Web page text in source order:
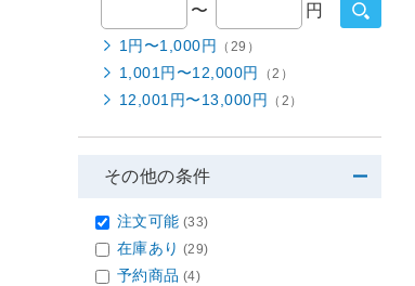
〜 円
1円〜1,000円 （29）
1,001円〜12,000円 （2）
12,001円〜13,000円 （2）
その他の条件
注文可能 (33)
在庫あり (29)
予約商品 (4)